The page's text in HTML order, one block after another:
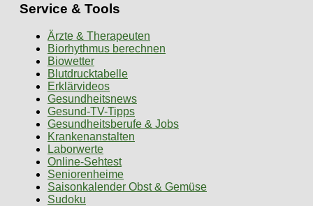
Service & Tools
Ärzte & Therapeuten
Biorhythmus berechnen
Biowetter
Blutdrucktabelle
Erklärvideos
Gesundheitsnews
Gesund-TV-Tipps
Gesundheitsberufe & Jobs
Krankenanstalten
Laborwerte
Online-Sehtest
Seniorenheime
Saisonkalender Obst & Gemüse
Sudoku